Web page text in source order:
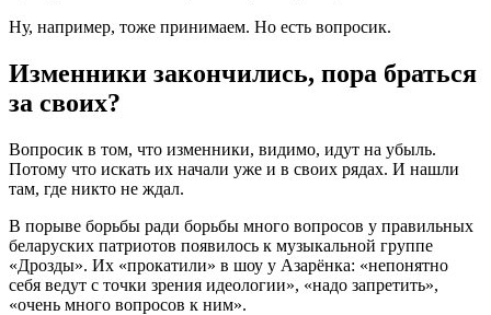
Ну, например, тоже принимаем. Но есть вопросик.
Изменники закончились, пора браться
за своих?
Вопросик в том, что изменники, видимо, идут на убыль.
Потому что искать их начали уже и в своих рядах. И нашли
там, где никто не ждал.
В порыве борьбы ради борьбы много вопросов у правильных
беларуских патриотов появилось к музыкальной группе
«Дрозды». Их «прокатили» в шоу у Азарёнка: «непонятно
себя ведут с точки зрения идеологии», «надо запретить»,
«очень много вопросов к ним».